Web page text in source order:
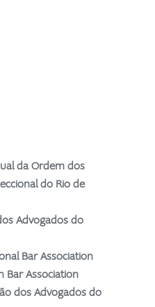
da Ordem dos
do Rio de
Advogados do
Bar Association
Bar Association
dos Advogados do